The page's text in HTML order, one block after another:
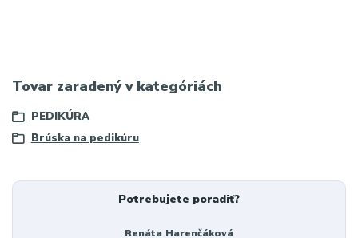
Tovar zaradený v kategóriách
PEDIKÚRA
Brúska na pedikúru
Potrebujete poradiť?
Renáta Harenčáková